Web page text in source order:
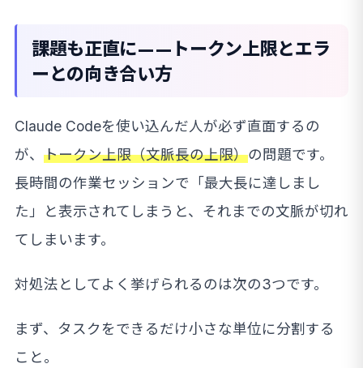
課題も正直に——トークン上限とエラ
ーとの向き合い方
Claude Codeを使い込んだ人が必ず直面するの
が、 トークン上限（文脈長の上限）の問題です。
長時間の作業セッションで「最大長に達しまし
た」と表示されてしまうと、それまでの文脈が切れ
てしまいます。
対処法としてよく挙げられるのは次の3つです。
まず、タスクをできるだけ小さな単位に分割する
こと。